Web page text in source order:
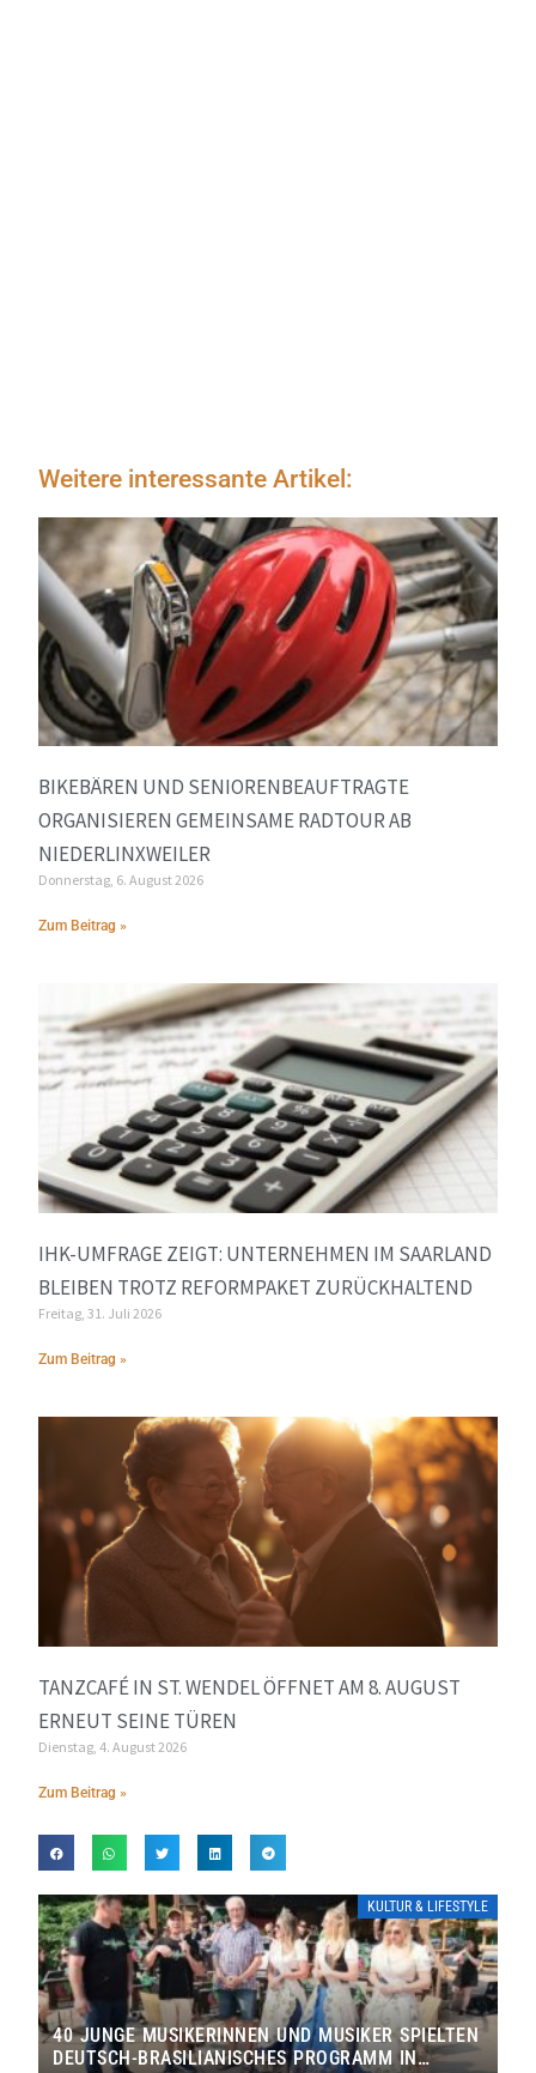
Weitere interessante Artikel:
BIKEBÄREN UND SENIORENBEAUFTRAGTE
ORGANISIEREN GEMEINSAME RADTOUR AB
NIEDERLINXWEILER
Donnerstag, 6. August 2026
Zum Beitrag »
IHK-UMFRAGE ZEIGT: UNTERNEHMEN IM SAARLAND
BLEIBEN TROTZ REFORMPAKET ZURÜCKHALTEND
Freitag, 31. Juli 2026
Zum Beitrag »
TANZCAFÉ IN ST. WENDEL ÖFFNET AM 8. AUGUST
ERNEUT SEINE TÜREN
Dienstag, 4. August 2026
Zum Beitrag »
KULTUR & LIFESTYLE
40 JUNGE MUSIKERINNEN UND MUSIKER SPIELTEN
DEUTSCH-BRASILIANISCHES PROGRAMM IN